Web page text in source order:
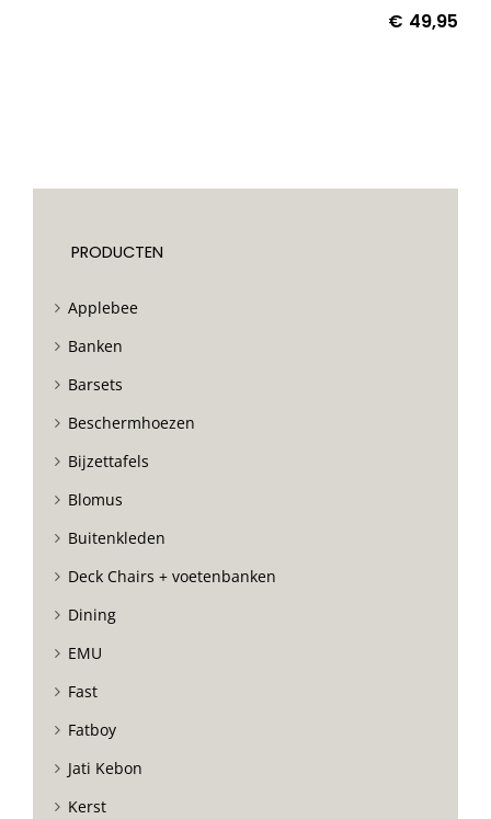
€ 49,95
PRODUCTEN
Applebee
Banken
Barsets
Beschermhoezen
Bijzettafels
Blomus
Buitenkleden
Deck Chairs + voetenbanken
Dining
EMU
Fast
Fatboy
Jati Kebon
Kerst